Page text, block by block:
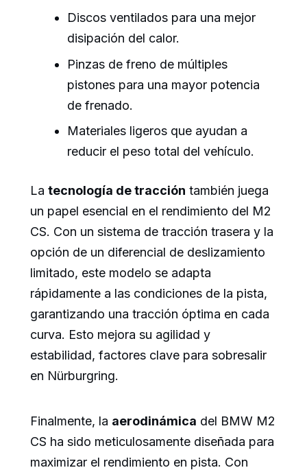
Discos ventilados para una mejor
disipación del calor.
Pinzas de freno de múltiples
pistones para una mayor potencia
de frenado.
Materiales ligeros que ayudan a
reducir el peso total del vehículo.
La tecnología de tracción también juega
un papel esencial en el rendimiento del M2
CS. Con un sistema de tracción trasera y la
opción de un diferencial de deslizamiento
limitado, este modelo se adapta
rápidamente a las condiciones de la pista,
garantizando una tracción óptima en cada
curva. Esto mejora su agilidad y
estabilidad, factores clave para sobresalir
en Nürburgring.
Finalmente, la aerodinámica del BMW M2
CS ha sido meticulosamente diseñada para
maximizar el rendimiento en pista. Con